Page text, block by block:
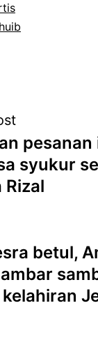
syukur
Rizal
betul,